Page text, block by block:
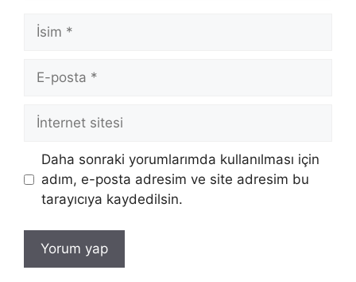
İsim
posta
İnternet
Daha sonraki yorumlarımda kullanılması için
adım, e-posta adresim ve site adresim bu
tarayıcıya kaydedilsin.